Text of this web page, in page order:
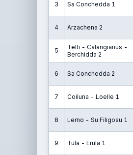
3 Sa Conchedda 1
4 Arzachena 2
5
Telti - Calangianus -
Berchidda 2
6 Sa Conchedda 2
7 Coiluna - Loelle 1
8 Lerno - Su Filigosu 1
9 Tula - Erula 1